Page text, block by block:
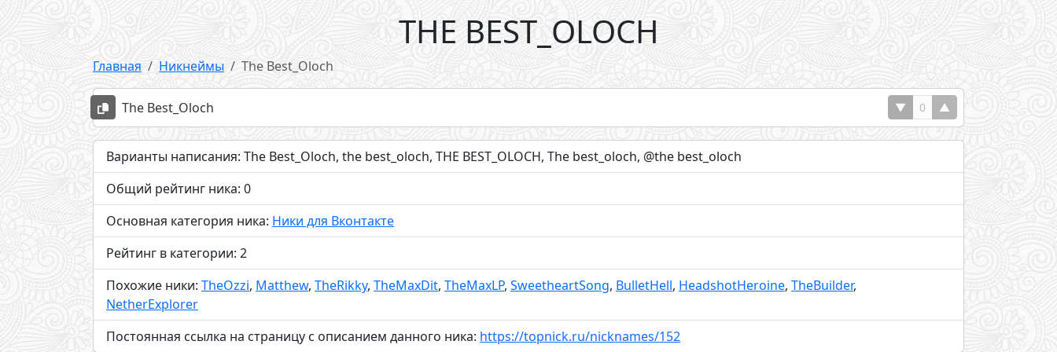
THE BEST_OLOCH
Главная Никнеймы The Best_Oloch
The Best_Oloch ▼ 0 ▲
Варианты написания: The Best_Oloch, the best_oloch, THE BEST_OLOCH, The best_oloch, @the best_oloch
Общий рейтинг ника: 0
Основная категория ника: Ники для Вконтакте
Рейтинг в категории: 2
Похожие ники: TheOzzi, Matthew, TheRikky, TheMaxDit, TheMaxLP, SweetheartSong, BulletHell, HeadshotHeroine, TheBuilder,
NetherExplorer
Постоянная ссылка на страницу с описанием данного ника: https://topnick.ru/nicknames/152